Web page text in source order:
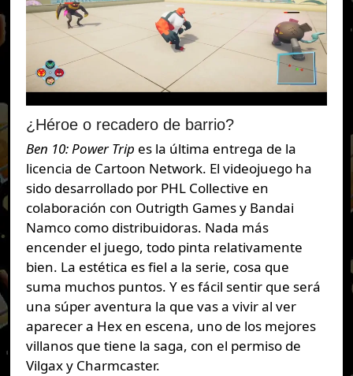
¿Héroe o recadero de barrio?
Ben 10: Power Trip es la última entrega de la
licencia de Cartoon Network. El videojuego ha
sido desarrollado por PHL Collective en
colaboración con Outrigth Games y Bandai
Namco como distribuidoras. Nada más
encender el juego, todo pinta relativamente
bien. La estética es fiel a la serie, cosa que
suma muchos puntos. Y es fácil sentir que será
una súper aventura la que vas a vivir al ver
aparecer a Hex en escena, uno de los mejores
villanos que tiene la saga, con el permiso de
Vilgax y Charmcaster.